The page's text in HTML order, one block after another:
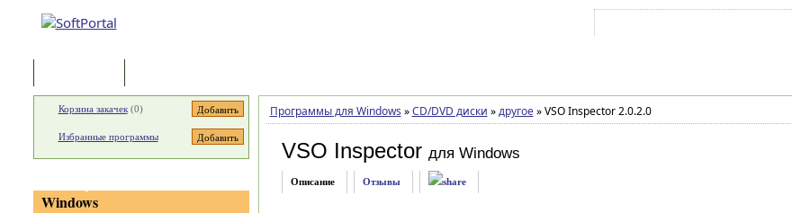
Программы для Windows » CD/DVD диски » другое »VSO Inspector 2.0.2.0
VSO Inspector для Windows
Описание Отзывы
Корзина закачек(0)
Избранные программы
Windows